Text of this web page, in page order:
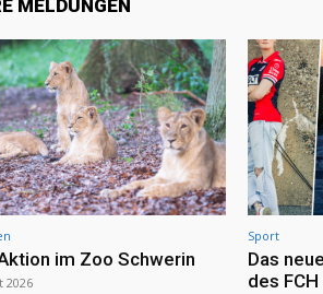
MELDUNGEN
im Zoo Schwerin
2026
Sport
Das
des FCH